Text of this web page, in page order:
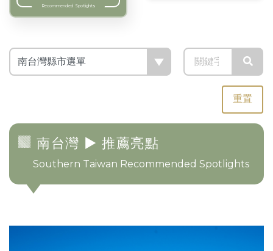
Recommended Spotlights
重置
南台灣 ► 推薦亮點
Southern Taiwan Recommended Spotlights